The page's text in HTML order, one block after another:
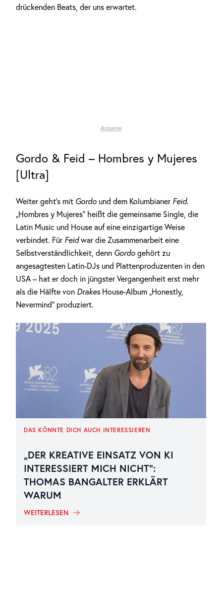
drückenden Beats, der uns erwartet.
Anzeige
Gordo & Feid – Hombres y Mujeres
[Ultra]
Weiter geht’s mit Gordo und dem Kolumbianer Feid.
„Hombres y Mujeres“ heißt die gemeinsame Single, die
Latin Music und House auf eine einzigartige Weise
verbindet. Für Feidwar die Zusammenarbeit eine
Selbstverständlichkeit, denn Gordo gehört zu
angesagtesten Latin-DJs und Plattenproduzenten in den
USA – hat er doch in jüngster Vergangenheit erst mehr
als die Hälfte von Drakes House-Album „Honestly,
Nevermind“ produziert.
DAS KÖNNTE DICH AUCH INTERESSIEREN
„DER KREATIVE EINSATZ VON KI
INTERESSIERT MICH NICHT“:
THOMAS BANGALTER ERKLÄRT
WARUM
WEITERLESEN